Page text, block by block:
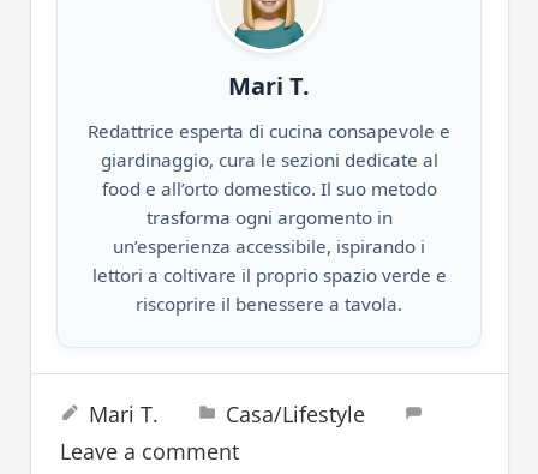
Mari T.
Redattrice esperta di cucina consapevole e
giardinaggio, cura le sezioni dedicate al
food e all’orto domestico. Il suo metodo
trasforma ogni argomento in
un’esperienza accessibile, ispirando i
lettori a coltivare il proprio spazio verde e
riscoprire il benessere a tavola.
estate18 Agosto 2023
Mari T.
Casa/Lifestyle
Leave a comment